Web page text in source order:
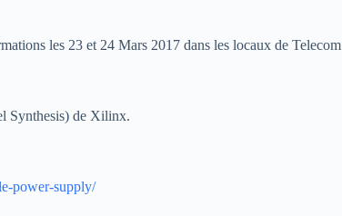
les 23 et 24 Mars 2017 dans les locaux de Telecom
Synthesis) de Xilinx.
power-supply/